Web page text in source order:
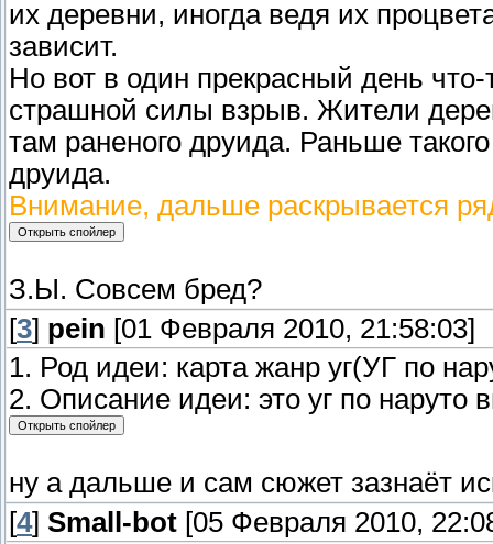
их деревни, иногда ведя их
зависит.
Но вот в один прекрасный день
страшной силы взрыв. Жители
там раненого друида. Раньше
друида.
Внимание, дальше раскрывается
З.Ы. Совсем бред?
[3] pein [01 Февраля 2010, 21:58:03]
1. Род идеи: карта жанр уг(УГ по
2. Описание идеи: это уг по наруто
ну а дальше и сам сюжет зазнаёт
[4] Small-bot [05 Февраля 2010,